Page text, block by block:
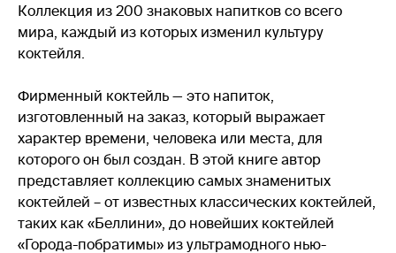
Коллекция из 200 знаковых напитков со всего
мира, каждый из которых изменил культуру
коктейля.
Фирменный коктейль — это напиток,
изготовленный на заказ, который выражает
характер времени, человека или места, для
которого он был создан. В этой книге автор
представляет коллекцию самых знаменитых
коктейлей – от известных классических коктейлей,
таких как «Беллини», до новейших коктейлей
«Города-побратимы» из ультрамодного нью-